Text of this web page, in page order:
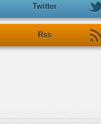
Twitter
Rss